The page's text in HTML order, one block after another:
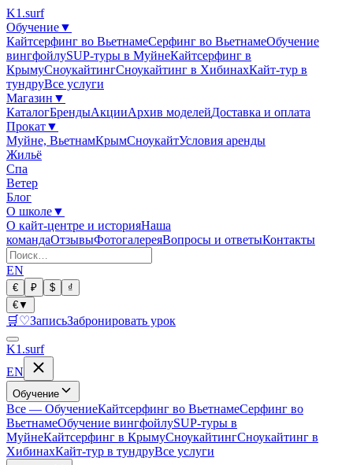
K1 .surf
Обучение▼
Кайтсерфинг во ВьетнамеСерфинг во ВьетнамеОбучение
вингфойлуSUP-туры в МуйнеКайтсерфинг в
КрымуСноукайтингСноукайтинг в ХибинахКайт-тур в
тундруВсе услуги
Магазин ▼
КаталогБрендыАкцииАрхив моделейДоставка и оплата
Прокат▼
Муйне, ВьетнамКрымСноукайтУсловия аренды
Жильё
Спа
Ветер
Блог
О школе▼
О кайт-центре и историяНаша
командаОтзывыФотогалереяВопросы и ответыКонтакты
EN
€ ₽ $
₫
€▼
🛒 ♡ЗаписьЗабронировать урок
K1 .surf
EN
Обучение
Все — ОбучениеКайтсерфинг во ВьетнамеСерфинг во
ВьетнамеОбучение вингфойлуSUP-туры в
МуйнеКайтсерфинг в КрымуСноукайтингСноукайтинг в
ХибинахКайт-тур в тундруВсе услуги